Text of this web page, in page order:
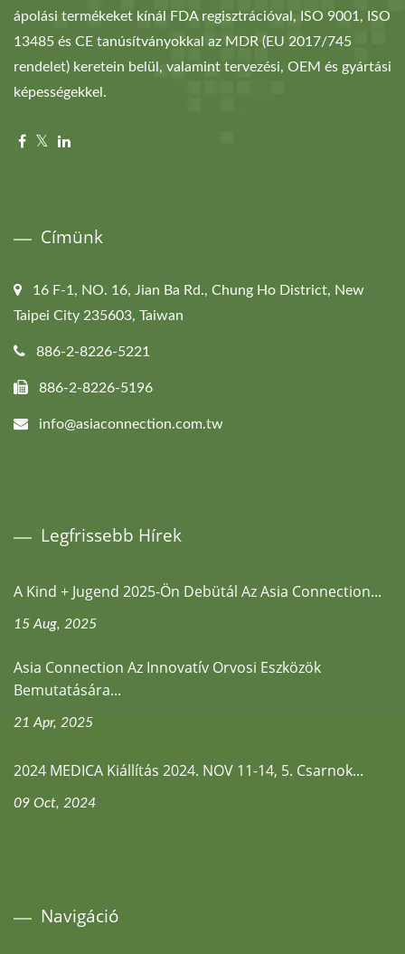
ápolási termékeket kínál FDA regisztrációval, ISO 9001, ISO
13485 és CE tanúsítványokkal az MDR (EU 2017/745
rendelet) keretein belül, valamint tervezési, OEM és gyártási
képességekkel.
Címünk
16 F-1, NO. 16, Jian Ba Rd., Chung Ho District, New
Taipei City 235603, Taiwan
886-2-8226-5221
886-2-8226-5196
info@asiaconnection.com.tw
Legfrissebb Hírek
A Kind + Jugend 2025-Ön Debütál Az Asia Connection...
15 Aug, 2025
Asia Connection Az Innovatív Orvosi Eszközök
Bemutatására...
21 Apr, 2025
2024 MEDICA Kiállítás 2024. NOV 11-14, 5. Csarnok...
09 Oct, 2024
Navigáció